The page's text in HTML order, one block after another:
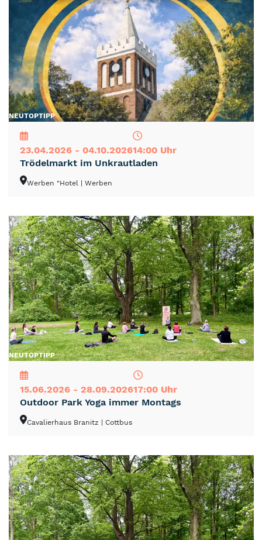
NEUTOPTIPP
23.04.2026 - 04.10.202614:00 Uhr
Trödelmarkt im Unkrautladen
Werben "Hotel | Werben
NEUTOPTIPP
15.06.2026 - 28.09.202617:00 Uhr
Outdoor Park Yoga immer Montags
Cavalierhaus Branitz | Cottbus